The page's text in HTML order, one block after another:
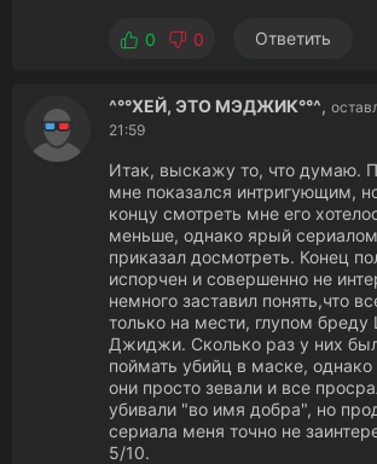
0 0 Ответить
^°°ХЕЙ, ЭТО МЭДЖИК°°^,
21:59
Итак, выскажу то, что думаю.
мне показался интригующим,
концу смотреть мне его
меньше, однако ярый
приказал досмотреть. Конец
испорчен и совершенно не
немного заставил понять,что
только на мести, глупом
Джиджи. Сколько раз у них
поймать убийц в маске, однако
они просто зевали и все
убивали "во имя добра", но
сериала меня точно не
5/10.